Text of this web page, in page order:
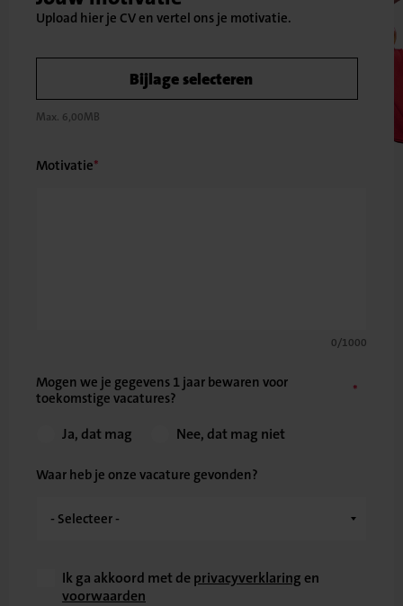
Bijlage selecteren
Max. 6,00MB
Motivatie
0/1000
Mogen we je gegevens 1 jaar bewaren voor
toekomstige vacatures?
Ja, dat mag Nee, dat mag niet
Waar heb je onze vacature gevonden?
Ik ga akkoord met deprivacyverklaring en
voorwaarden